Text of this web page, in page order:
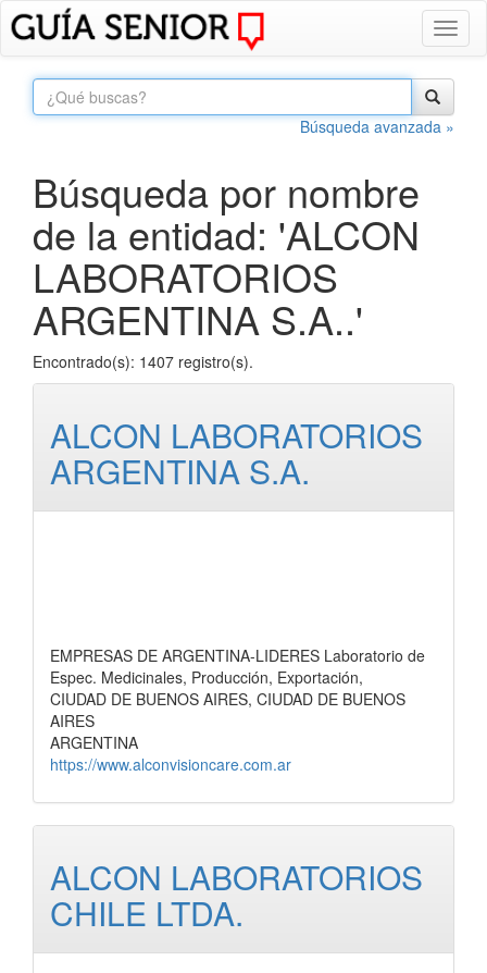
Búsqueda avanzada »
Búsqueda por nombre
de la entidad: 'ALCON
LABORATORIOS
ARGENTINA S.A..'
Encontrado(s): 1407 registro(s).
ALCON LABORATORIOS
ARGENTINA S.A.
EMPRESAS DE ARGENTINA-LIDERES Laboratorio de
Espec. Medicinales, Producción, Exportación,
CIUDAD DE BUENOS AIRES, CIUDAD DE BUENOS
AIRES
ARGENTINA
https://www.alconvisioncare.com.ar
ALCON LABORATORIOS
CHILE LTDA.